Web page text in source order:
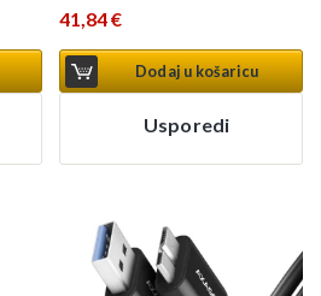
41,84€
Dodaj u košaricu
Usporedi